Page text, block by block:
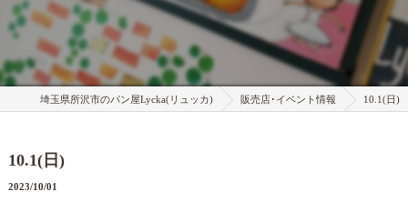
埼玉県所沢市のパン屋Lycka(リュッカ) 販売店･イベント情報 10.1(日)
10.1(日)
2023/10/01